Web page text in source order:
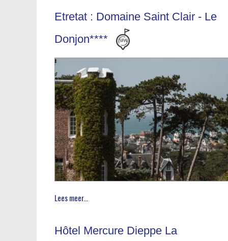
Etretat : Domaine Saint Clair - Le
Donjon****
Lees meer...
Hôtel Mercure Dieppe La